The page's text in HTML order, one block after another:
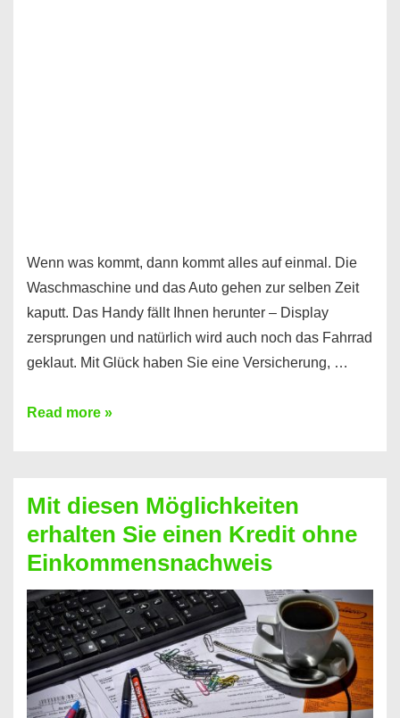
Wenn was kommt, dann kommt alles auf einmal. Die
Waschmaschine und das Auto gehen zur selben Zeit
kaputt. Das Handy fällt Ihnen herunter – Display
zersprungen und natürlich wird auch noch das Fahrrad
geklaut. Mit Glück haben Sie eine Versicherung, …
Ferratum
für
schnelle
Durchstarter
Read more »
Mit diesen Möglichkeiten
erhalten Sie einen Kredit ohne
Einkommensnachweis